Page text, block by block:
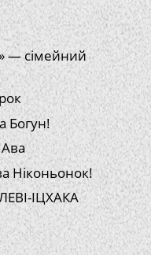
— сімейний
Богун!
Ніконьонок!
ІЦХАКА